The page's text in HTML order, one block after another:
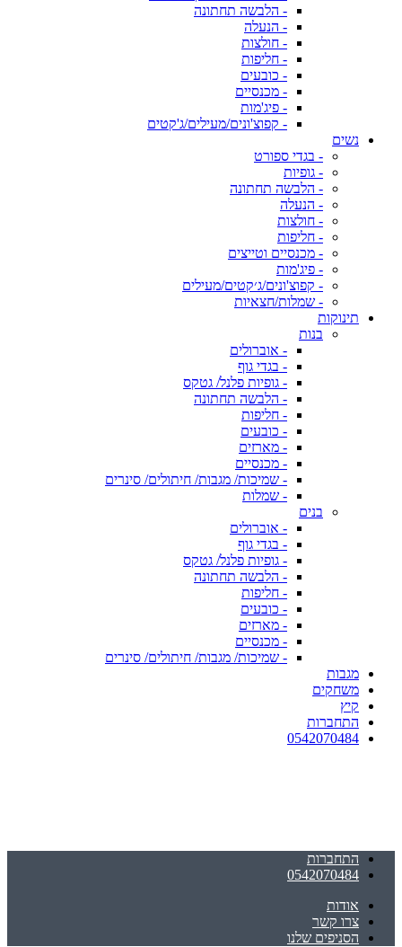
- הלבשה תחתונה
- הנעלה
- חולצות
- חליפות
- כובעים
- מכנסיים
- פיג'מות
- קפוצ'ונים/מעילים/ג'קטים
נשים
- בגדי ספורט
- גופיות
- הלבשה תחתונה
- הנעלה
- חולצות
- חליפות
- מכנסיים וטייצים
- פיג'מות
- קפוצ'ונים/ג׳קטים/מעילים
- שמלות/חצאיות
תינוקות
בנות
- אוברולים
- בגדי גוף
- גופיות פלנל/ גטקס
- הלבשה תחתונה
- חליפות
- כובעים
- מארזים
- מכנסיים
- שמיכות/ מגבות/ חיתולים/ סינרים
- שמלות
בנים
- אוברולים
- בגדי גוף
- גופיות פלנל/ גטקס
- הלבשה תחתונה
- חליפות
- כובעים
- מארזים
- מכנסיים
- שמיכות/ מגבות/ חיתולים/ סינרים
מגבות
משחקים
קיץ
התחברות
0542070484
התחברות
0542070484
אודות
צרו קשר
הסניפים שלנו